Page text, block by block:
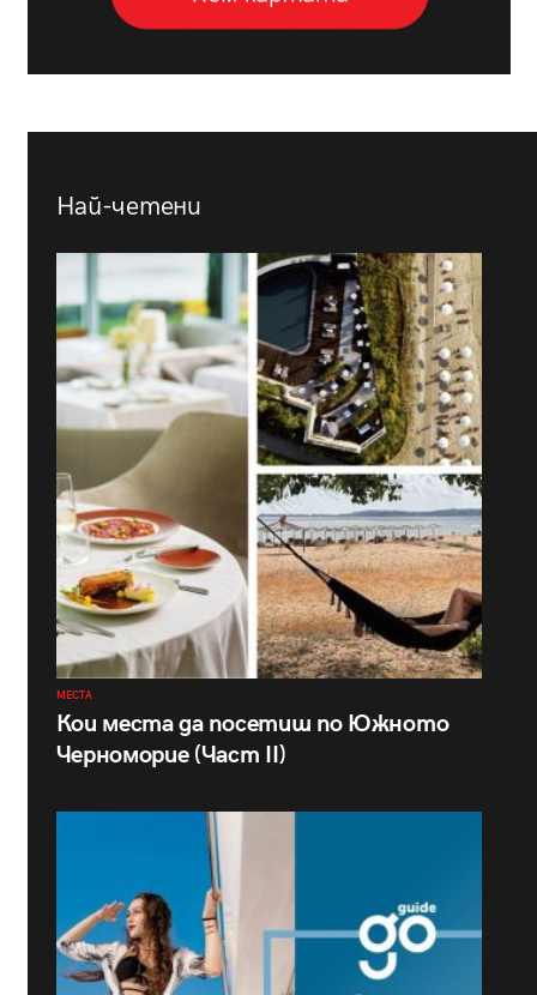
Най-четени
МЕСТА
Кои места да посетиш по Южното
Черноморие (Част II)